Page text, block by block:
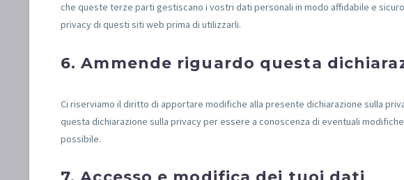
che queste terze parti gestiscano i vostri dati personali in modo affidabile e
privacy di questi siti web prima di utilizzarli.
6. Ammende riguardo questa
Ci riserviamo il diritto di apportare modifiche alla presente dichiarazione sulla
questa dichiarazione sulla privacy per essere a conoscenza di eventuali
possibile.